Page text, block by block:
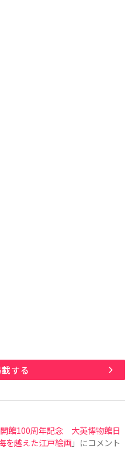
する
館100周年記念 大英博物館日
を越えた江戸絵画」にコメント